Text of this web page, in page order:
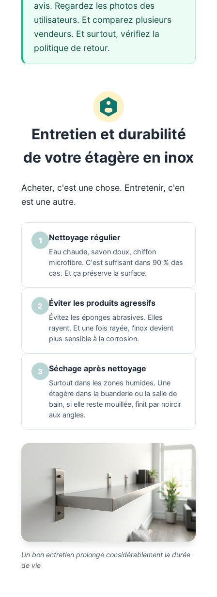
avis. Regardez les photos des
utilisateurs. Et comparez plusieurs
vendeurs. Et surtout, vérifiez la
politique de retour.
Entretien et durabilité
de votre étagère en inox
Acheter, c'est une chose. Entretenir, c'en
est une autre.
1 Nettoyage régulier
Eau chaude, savon doux, chiffon
microfibre. C'est suffisant dans 90 % des
cas. Et ça préserve la surface.
2 Éviter les produits agressifs
Évitez les éponges abrasives. Elles
rayent. Et une fois rayée, l'inox devient
plus sensible à la corrosion.
3 Séchage après nettoyage
Surtout dans les zones humides. Une
étagère dans la buanderie ou la salle de
bain, si elle reste mouillée, finit par noircir
aux angles.
Un bon entretien prolonge considérablement la durée
de vie